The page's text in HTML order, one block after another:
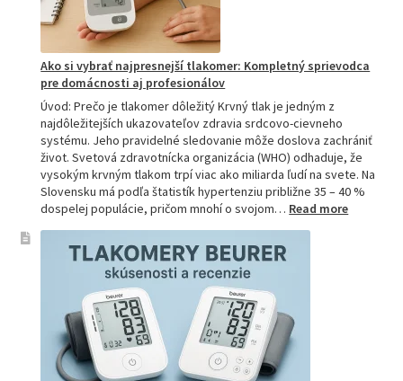
Slovensku?
Ako si vybrať najpresnejší tlakomer: Kompletný sprievodca
pre domácnosti aj profesionálov
Úvod: Prečo je tlakomer dôležitý Krvný tlak je jedným z
najdôležitejších ukazovateľov zdravia srdcovo-cievneho
systému. Jeho pravidelné sledovanie môže doslova zachrániť
život. Svetová zdravotnícka organizácia (WHO) odhaduje, že
vysokým krvným tlakom trpí viac ako miliarda ľudí na svete. Na
Slovensku má podľa štatistík hypertenziu približne 35 – 40 %
dospelej populácie, pričom mnohí o svojom… Read more: